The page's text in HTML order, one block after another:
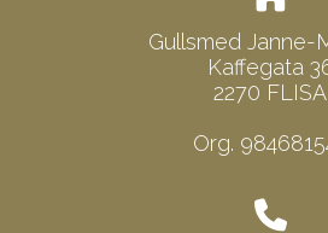
Gullsmed Janne-
Kaffegata
2270 FLISA
Org.